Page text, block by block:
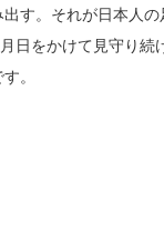
す。それが日本人
日をかけて見守り続
。